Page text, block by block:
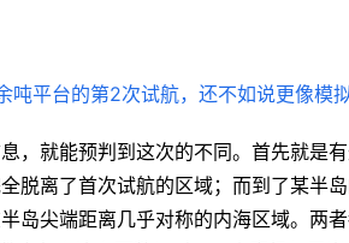
，就能预判到这次的不同。首先就是
脱离了首次试航的区域；而到了某半
岛尖端距离几乎对称的内海区域。两